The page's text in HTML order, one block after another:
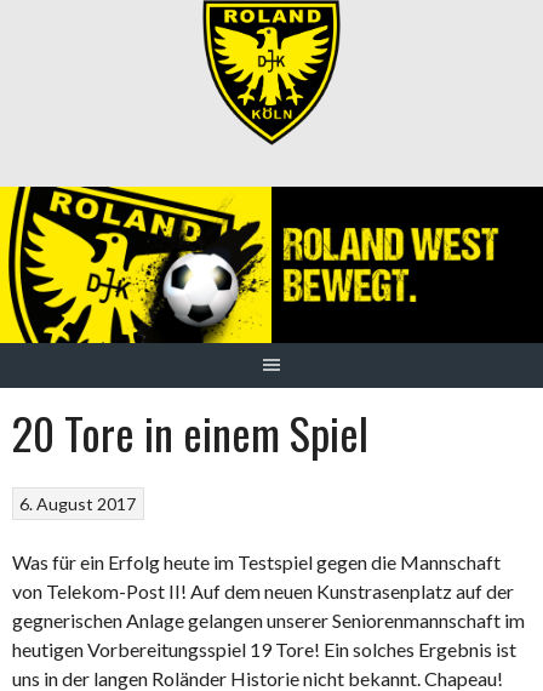
20 Tore in einem Spiel
6. August 2017
Was für ein Erfolg heute im Testspiel gegen die Mannschaft
von Telekom-Post II! Auf dem neuen Kunstrasenplatz auf der
gegnerischen Anlage gelangen unserer Seniorenmannschaft im
heutigen Vorbereitungsspiel 19 Tore! Ein solches Ergebnis ist
uns in der langen Roländer Historie nicht bekannt. Chapeau!